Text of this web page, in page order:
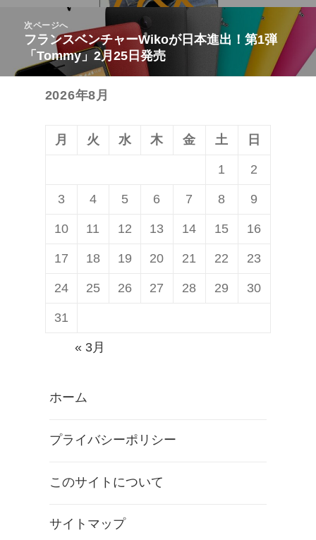
稿:
次ページへ
次
の
フランスベンチャーWikoが日本進出！第1弾
「Tommy」2月25日発売
2026年8月
月 火 水 木 金 土 日
1 2
3 4 5 6 7 8 9
10 11 12 13 14 15 16
17 18 19 20 21 22 23
24 25 26 27 28 29 30
31
« 3月
ホーム
プライバシーポリシー
このサイトについて
サイトマップ